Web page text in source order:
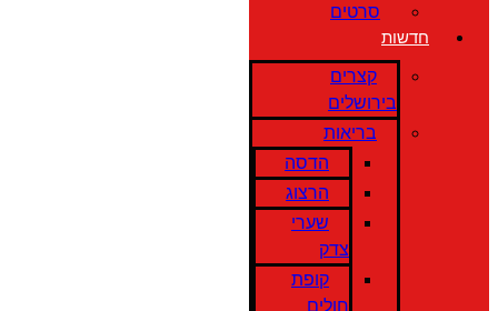
סרטים
חדשות
קצרים
בירושלים
בריאות
הדסה
הרצוג
שערי
צדק
קופת
חולים